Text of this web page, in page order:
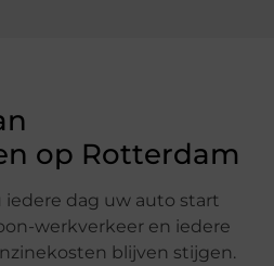
op Rotterdam
iedere dag uw auto start
werkverkeer en iedere
blijven stijgen.